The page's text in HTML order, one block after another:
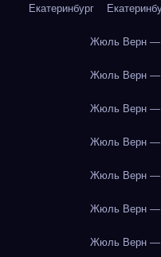
Екатеринбург
Жюль Верн —
Жюль Верн —
Жюль Верн —
Жюль Верн —
Жюль Верн —
Жюль Верн —
Жюль Верн —